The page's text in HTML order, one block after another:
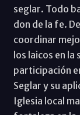
seglar. Todo
don de la fe.
coordinar
los laicos en la
participación
Seglar y su
Iglesia local